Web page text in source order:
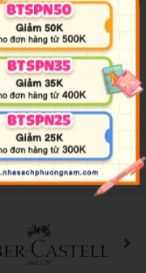
thực hành thể hiện
mình trong giờ học ở